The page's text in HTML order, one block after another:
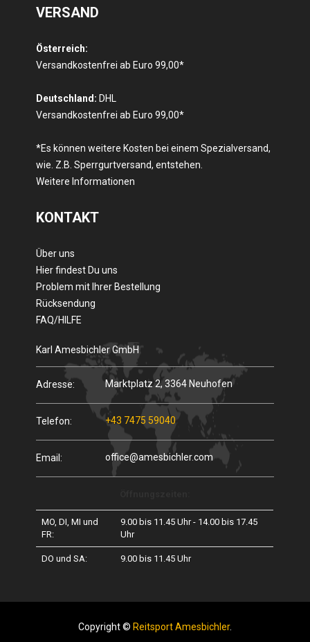
VERSAND
Österreich:
Versandkostenfrei ab Euro 99,00*
Deutschland: DHL
Versandkostenfrei ab Euro 99,00*
*Es können weitere Kosten bei einem Spezialversand,
wie. Z.B. Sperrgurtversand, entstehen.
Weitere Informationen
KONTAKT
Über uns
Hier findest Du uns
Problem mit Ihrer Bestellung
Rücksendung
FAQ/HILFE
Karl Amesbichler GmbH
Adresse: Marktplatz 2, 3364 Neuhofen
Telefon: +43 7475 59040
Email: office@amesbichler.com
MO, DI, MI und
FR:
9.00 bis 11.45 Uhr - 14.00 bis 17.45
Uhr
DO und SA: 9.00 bis 11.45 Uhr
Copyright © Reitsport Amesbichler.